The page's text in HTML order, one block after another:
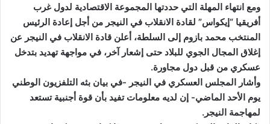
ومع انتهاء المهلة التي حددتها المجموعة الاقتصادية لدول غرب
أفريقيا “إيكواس” لقادة الانقلاب في النيجر من أجل إعادة الرئيس
المنتخب محمد بازوم إلى السلطة، أعلن قادة الانقلاب في النيجر عن
إغلاق المجال الجوي للبلاد حتى إشعار آخر، في مواجهة تهديد بتدخل
عسكري من قبل دول مجاورة.
وأشار المجلس العسكري في النيجر -في بيان بثه التلفزيون الوطني
يوم الأحد الماضي- إن لديه معلومات تفيد بأن قوة أجنبية تستعد
لمهاجمة النيجر.